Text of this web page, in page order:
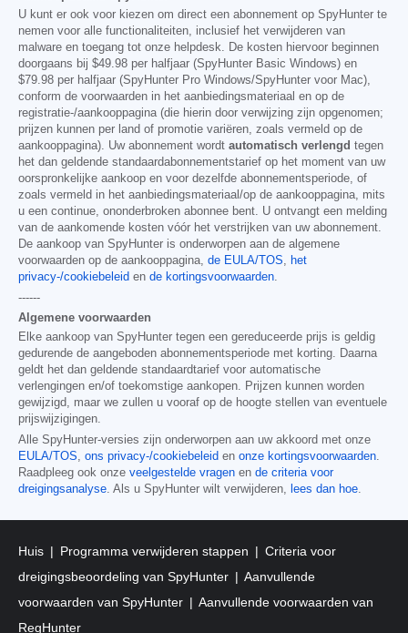
U kunt er ook voor kiezen om direct een abonnement op SpyHunter te
nemen voor alle functionaliteiten, inclusief het verwijderen van
malware en toegang tot onze helpdesk. De kosten hiervoor beginnen
doorgaans bij $49.98 per halfjaar (SpyHunter Basic Windows) en
$79.98 per halfjaar (SpyHunter Pro Windows/SpyHunter voor Mac),
conform de voorwaarden in het aanbiedingsmateriaal en op de
registratie-/aankooppagina (die hierin door verwijzing zijn opgenomen;
prijzen kunnen per land of promotie variëren, zoals vermeld op de
aankooppagina). Uw abonnement wordt automatisch verlengd tegen
het dan geldende standaardabonnementstarief op het moment van uw
oorspronkelijke aankoop en voor dezelfde abonnementsperiode, of
zoals vermeld in het aanbiedingsmateriaal/op de aankooppagina, mits
u een continue, ononderbroken abonnee bent. U ontvangt een melding
van de aankomende kosten vóór het verstrijken van uw abonnement.
De aankoop van SpyHunter is onderworpen aan de algemene
voorwaarden op de aankooppagina, de EULA/TOS, het
privacy-/cookiebeleid en de kortingsvoorwaarden.
------
Algemene voorwaarden
Elke aankoop van SpyHunter tegen een gereduceerde prijs is geldig
gedurende de aangeboden abonnementsperiode met korting. Daarna
geldt het dan geldende standaardtarief voor automatische
verlengingen en/of toekomstige aankopen. Prijzen kunnen worden
gewijzigd, maar we zullen u vooraf op de hoogte stellen van eventuele
prijswijzigingen.
Alle SpyHunter-versies zijn onderworpen aan uw akkoord met onze
EULA/TOS, ons privacy-/cookiebeleid en onze kortingsvoorwaarden.
Raadpleeg ook onze veelgestelde vragen en de criteria voor
dreigingsanalyse. Als u SpyHunter wilt verwijderen, lees dan hoe.
Huis Programma verwijderen stappen
Criteria voor
dreigingsbeoordeling van SpyHunter
Aanvullende
voorwaarden van SpyHunter
Aanvullende voorwaarden van
RegHunter